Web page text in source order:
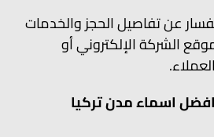
عن تفاصيل الحجز والخدمات
الشركة الإلكتروني أو
اسماء مدن تركيا